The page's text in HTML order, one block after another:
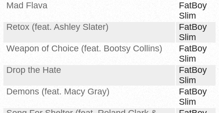
Mad Flava
FatBoy
Slim
Retox (feat. Ashley Slater)
FatBoy
Slim
Weapon of Choice (feat. Bootsy Collins)
FatBoy
Slim
Drop the Hate
FatBoy
Slim
Demons (feat. Macy Gray)
FatBoy
Slim